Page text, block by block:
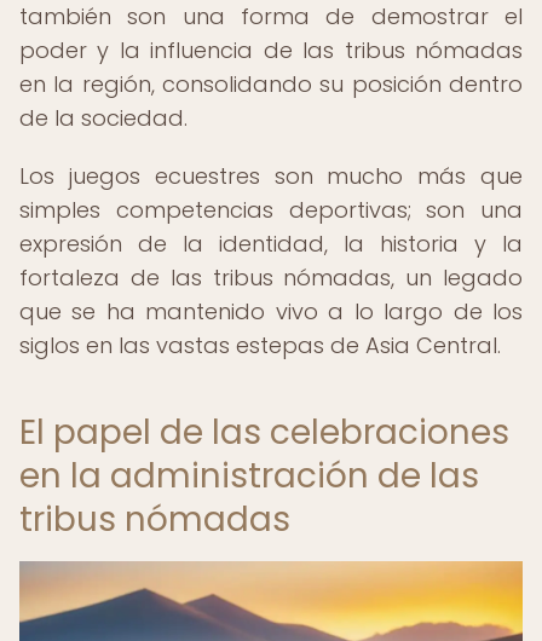
también son una forma de demostrar el
poder y la influencia de las tribus nómadas
en la región, consolidando su posición dentro
de la sociedad.
Los juegos ecuestres son mucho más que
simples competencias deportivas; son una
expresión de la identidad, la historia y la
fortaleza de las tribus nómadas, un legado
que se ha mantenido vivo a lo largo de los
siglos en las vastas estepas de Asia Central.
El papel de las celebraciones
en la administración de las
tribus nómadas